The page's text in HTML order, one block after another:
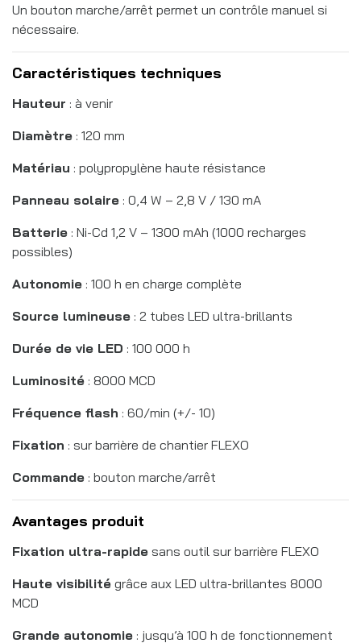
Un bouton marche/arrêt permet un contrôle manuel si
nécessaire.
Caractéristiques techniques
Hauteur : à venir
Diamètre : 120 mm
Matériau : polypropylène haute résistance
Panneau solaire : 0,4 W – 2,8 V / 130 mA
Batterie : Ni-Cd 1,2 V – 1300 mAh (1000 recharges
possibles)
Autonomie : 100 h en charge complète
Source lumineuse : 2 tubes LED ultra-brillants
Durée de vie LED : 100 000 h
Luminosité : 8000 MCD
Fréquence flash : 60/min (+/- 10)
Fixation : sur barrière de chantier FLEXO
Commande : bouton marche/arrêt
Avantages produit
Fixation ultra-rapide sans outil sur barrière FLEXO
Haute visibilité grâce aux LED ultra-brillantes 8000
MCD
Grande autonomie : jusqu’à 100 h de fonctionnement